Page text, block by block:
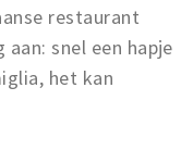
restaurant
snel een hapje
het kan